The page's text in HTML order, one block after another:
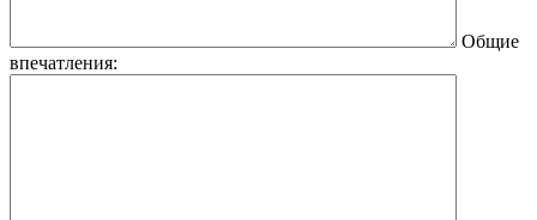
Общие
впечатления: